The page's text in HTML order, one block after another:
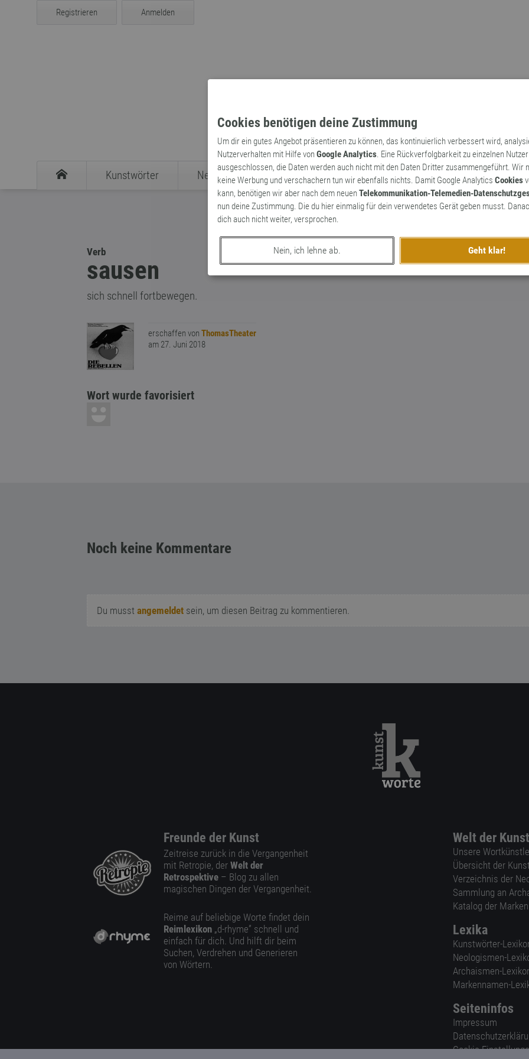
Cookies benötigen deine Zustimmung
Um dir ein gutes Angebot präsentieren zu können, das kontinuierlich verbessert wird,
Nutzerverhalten mit Hilfe vonGoogle Analytics. Eine Rückverfolgbarkeit zu einzelnen
ausgeschlossen, die Daten werden auch nicht mit den Daten Dritter zusammengeführt. Wir
keine Werbung und verschachern tun wir ebenfalls nichts. Damit Google Analytics Cookies
kann, benötigen wir aber nach dem neuenTelekommunikation-Telemedien-
nun deine Zustimmung. Die du hier einmalig für dein verwendetes Gerät geben musst.
dich auch nicht weiter, versprochen.
Nein, ich lehne ab. Geht klar!
Registrieren Anmelden
Kunstwörter Neologismen Archaismen Markennamen
Verb
sausen
sich schnell fortbewegen.
erschaffen von ThomasTheater
am 27. Juni 2018
Wort wurde favorisiert
Noch keine Kommentare
Du musst angemeldet sein, um diesen Beitrag zu kommentieren.
Freunde der Kunst
Zeitreise zurück in die Vergangenheit
mit Retropie, der Welt der
Retrospektive – Blog zu allen
magischen Dingen der Vergangenheit.
Reime auf beliebige Worte findet dein
Reimlexikon „d-rhyme” schnell und
einfach für dich. Und hilft dir beim
Suchen, Verdrehen und Generieren
von Wörtern.
Welt der
Unsere
Übersicht der
Verzeichnis der
Sammlung an
Katalog der
Lexika
Kunstwörter-
Neologismen-
Archaismen-
Markennamen-
Seiteninfos
Impressum
Cookie-